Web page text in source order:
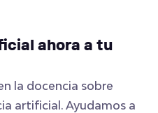
ahora a tu
la docencia sobre
artificial. Ayudamos a